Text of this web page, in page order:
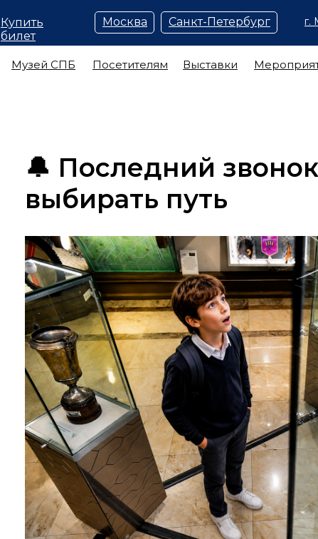
г.
Музей СПБ Посетителям Выставки
Санкт-Петербург
Москва
Купить
билет
🔔 Последний
выбирать путь